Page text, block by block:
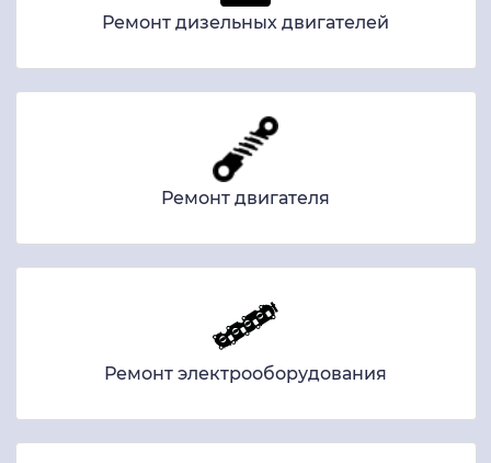
Ремонт дизельных двигателей
Ремонт двигателя
Ремонт электрооборудования